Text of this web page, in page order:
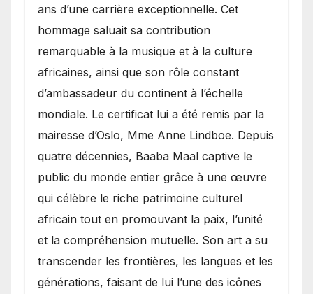
ans d’une carrière exceptionnelle. Cet
hommage saluait sa contribution
remarquable à la musique et à la culture
africaines, ainsi que son rôle constant
d’ambassadeur du continent à l’échelle
mondiale. Le certificat lui a été remis par la
mairesse d’Oslo, Mme Anne Lindboe. Depuis
quatre décennies, Baaba Maal captive le
public du monde entier grâce à une œuvre
qui célèbre le riche patrimoine culturel
africain tout en promouvant la paix, l’unité
et la compréhension mutuelle. Son art a su
transcender les frontières, les langues et les
générations, faisant de lui l’une des icônes